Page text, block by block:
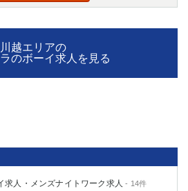
川越エリアの
のボーイ求人を見る
求人・メンズナイトワーク求人 - 14件
平塚